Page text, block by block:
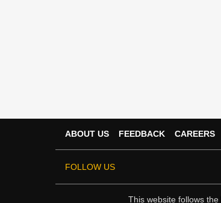
ABOUT US FEEDBACK CAREERS
FOLLOW US
This website follows the